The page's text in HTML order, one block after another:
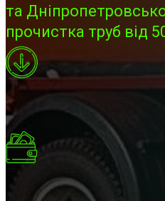
та
прочистка труб від